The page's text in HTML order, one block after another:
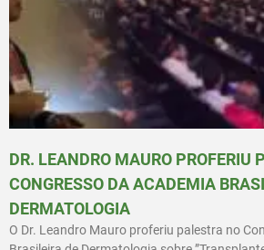
DR. LEANDRO MAURO PROFERIU
CONGRESSO DA ACADEMIA
DERMATOLOGIA
O Dr. Leandro Mauro proferiu palestra no